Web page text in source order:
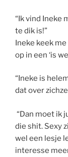
“Ik vind Ineke
te dik is!”
Ineke keek
op in een ‘is
“Ineke is
dat over
“Dan moet ik
die shit. Sexy
wel een lesje
interesse